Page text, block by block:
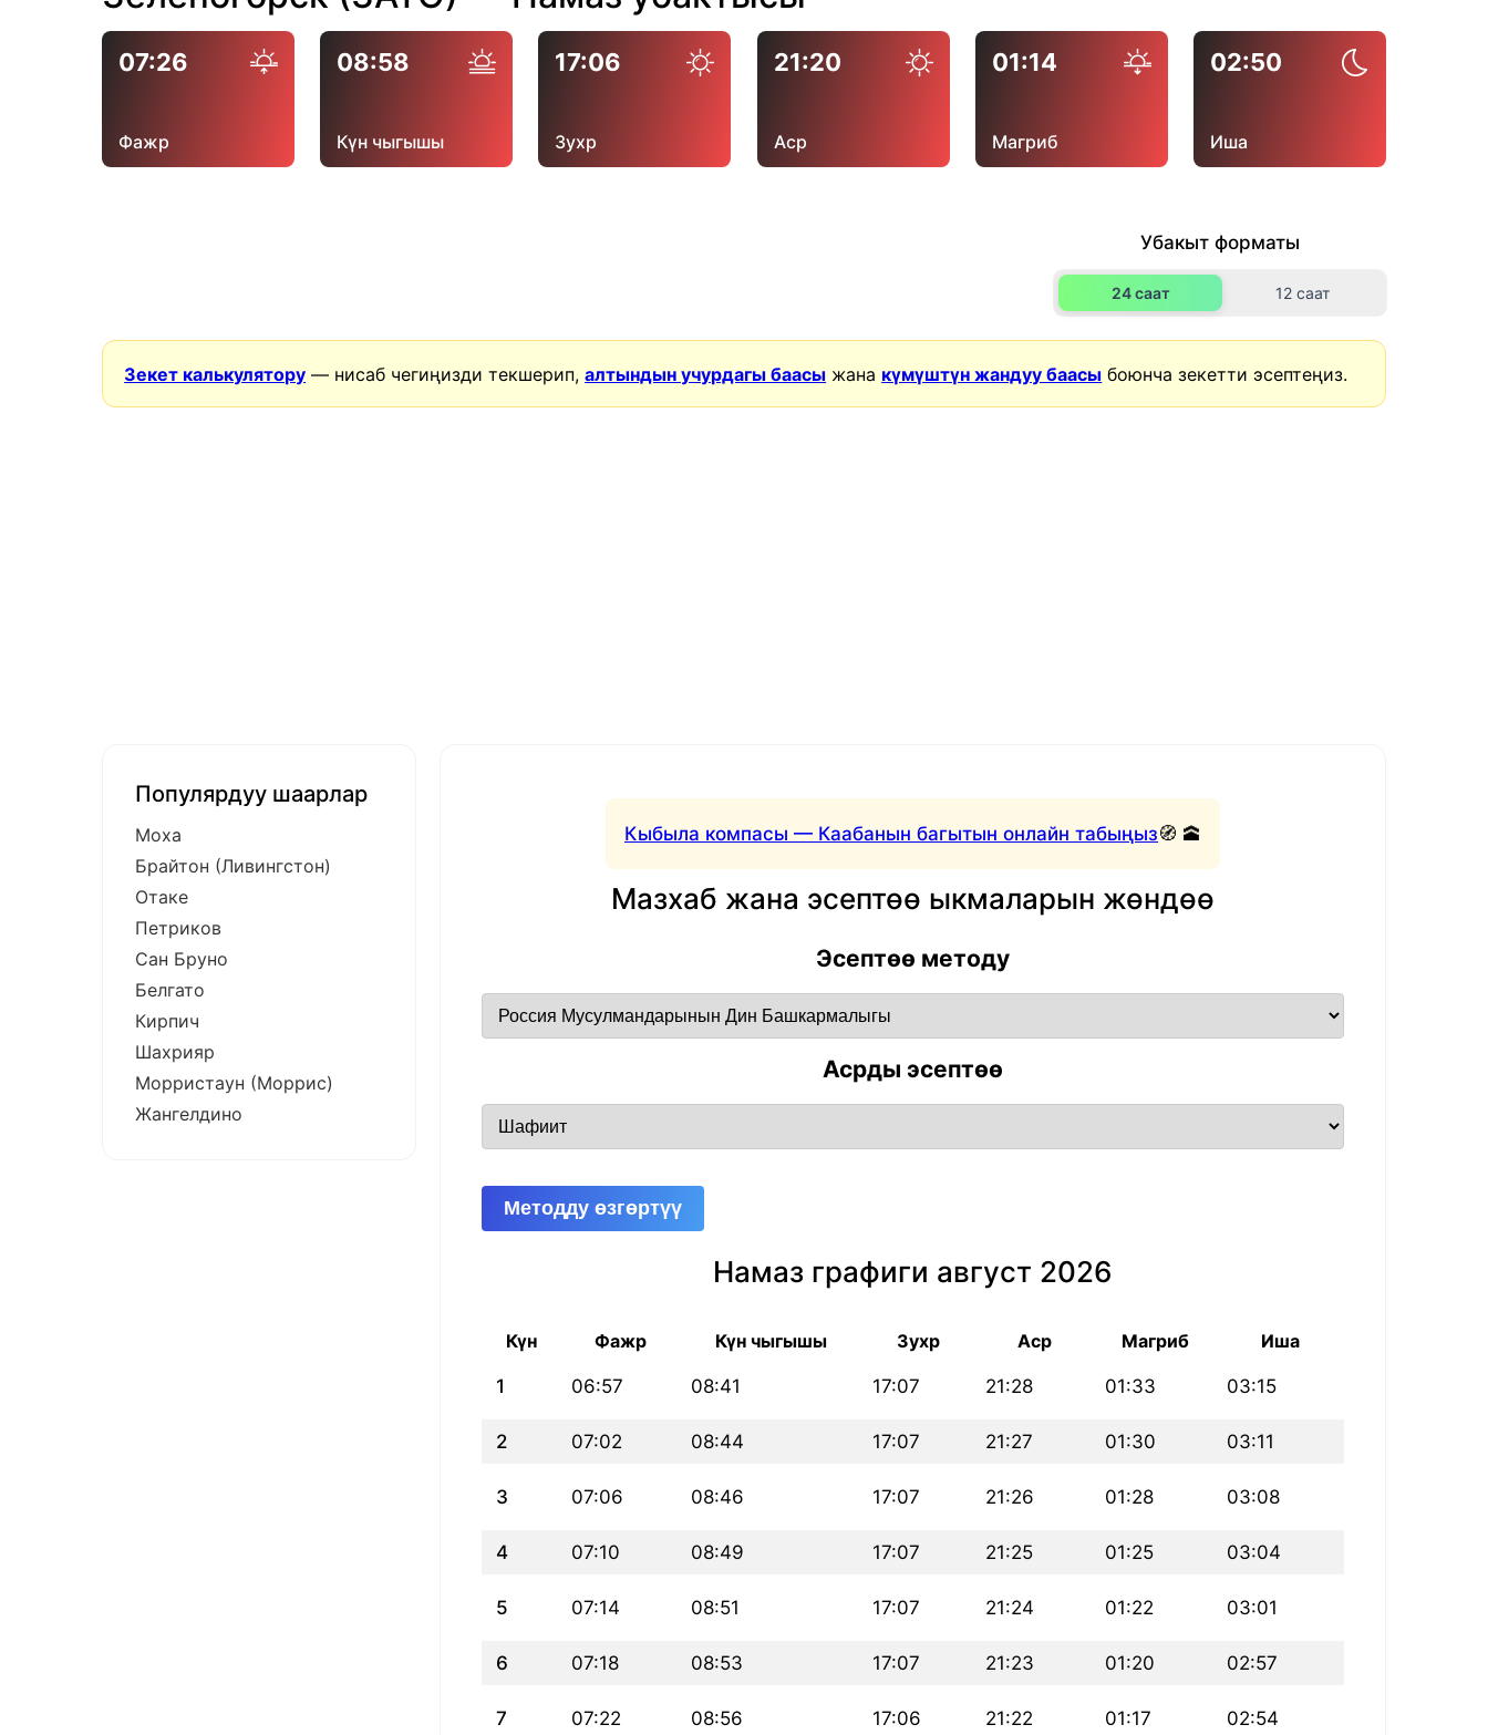
07:26
Фажр
08:58
Күн чыгышы
17:06
Зухр
21:20
Аср
01:14
Магриб
02:50
Иша
Убакыт форматы
24 саат 12 саат
Зекет калькулятору — нисаб чегиңизди текшерип,алтындын учурдагы баасы жана күмүштүн жандуу баасы боюнча зекетти эсептеңиз.
Кыбыла компасы — Каабанын багытын онлайн табыңыз🧭 🕋
Мазхаб жана эсептөө ыкмаларын жөндөө
Эсептөө методу
Асрды эсептөө
Методду өзгөртүү
Намаз графиги август 2026
Күн Фажр Күн чыгышы Зухр Аср Магриб Иша
1 06:57 08:41 17:07 21:28 01:33 03:15
2 07:02 08:44 17:07 21:27 01:30 03:11
3 07:06 08:46 17:07 21:26 01:28 03:08
4 07:10 08:49 17:07 21:25 01:25 03:04
5 07:14 08:51 17:07 21:24 01:22 03:01
6 07:18 08:53 17:07 21:23 01:20 02:57
7 07:22 08:56 17:06 21:22 01:17 02:54
Популярдуу шаарлар
Моха
Брайтон (Ливингстон)
Отаке
Петриков
Сан Бруно
Белгато
Кирпич
Шахрияр
Морристаун (Моррис)
Жангелдино